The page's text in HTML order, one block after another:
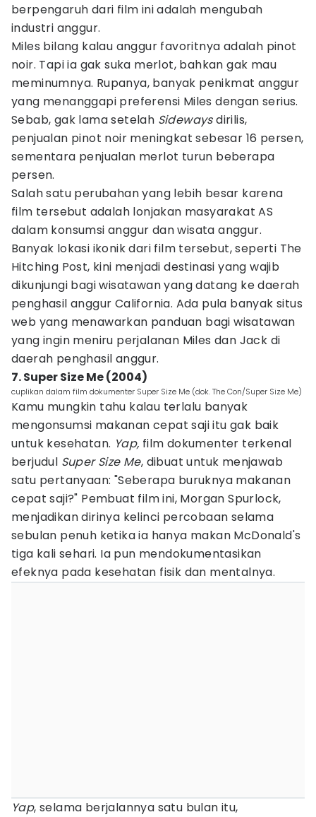
berpengaruh dari film ini adalah mengubah
industri anggur.
Miles bilang kalau anggur favoritnya adalah pinot
noir. Tapi ia gak suka merlot, bahkan gak mau
meminumnya. Rupanya, banyak penikmat anggur
yang menanggapi preferensi Miles dengan serius.
Sebab, gak lama setelah Sidewaysdirilis,
penjualan pinot noir meningkat sebesar 16 persen,
sementara penjualan merlot turun beberapa
persen.
Salah satu perubahan yang lebih besar karena
film tersebut adalah lonjakan masyarakat AS
dalam konsumsi anggur dan wisata anggur.
Banyak lokasi ikonik dari film tersebut, seperti The
Hitching Post, kini menjadi destinasi yang wajib
dikunjungi bagi wisatawan yang datang ke daerah
penghasil anggur California. Ada pula banyak situs
web yang menawarkan panduan bagi wisatawan
yang ingin meniru perjalanan Miles dan Jack di
daerah penghasil anggur.
7. Super Size Me (2004)
cuplikan dalam film dokumenter Super Size Me (dok. The Con/Super Size Me)
Kamu mungkin tahu kalau terlalu banyak
mengonsumsi makanan cepat saji itu gak baik
untuk kesehatan. Yap, film dokumenter terkenal
berjudul Super Size Me, dibuat untuk menjawab
satu pertanyaan: "Seberapa buruknya makanan
cepat saji?" Pembuat film ini, Morgan Spurlock,
menjadikan dirinya kelinci percobaan selama
sebulan penuh ketika ia hanya makan McDonald's
tiga kali sehari. Ia pun mendokumentasikan
efeknya pada kesehatan fisik dan mentalnya.
Yap, selama berjalannya satu bulan itu,